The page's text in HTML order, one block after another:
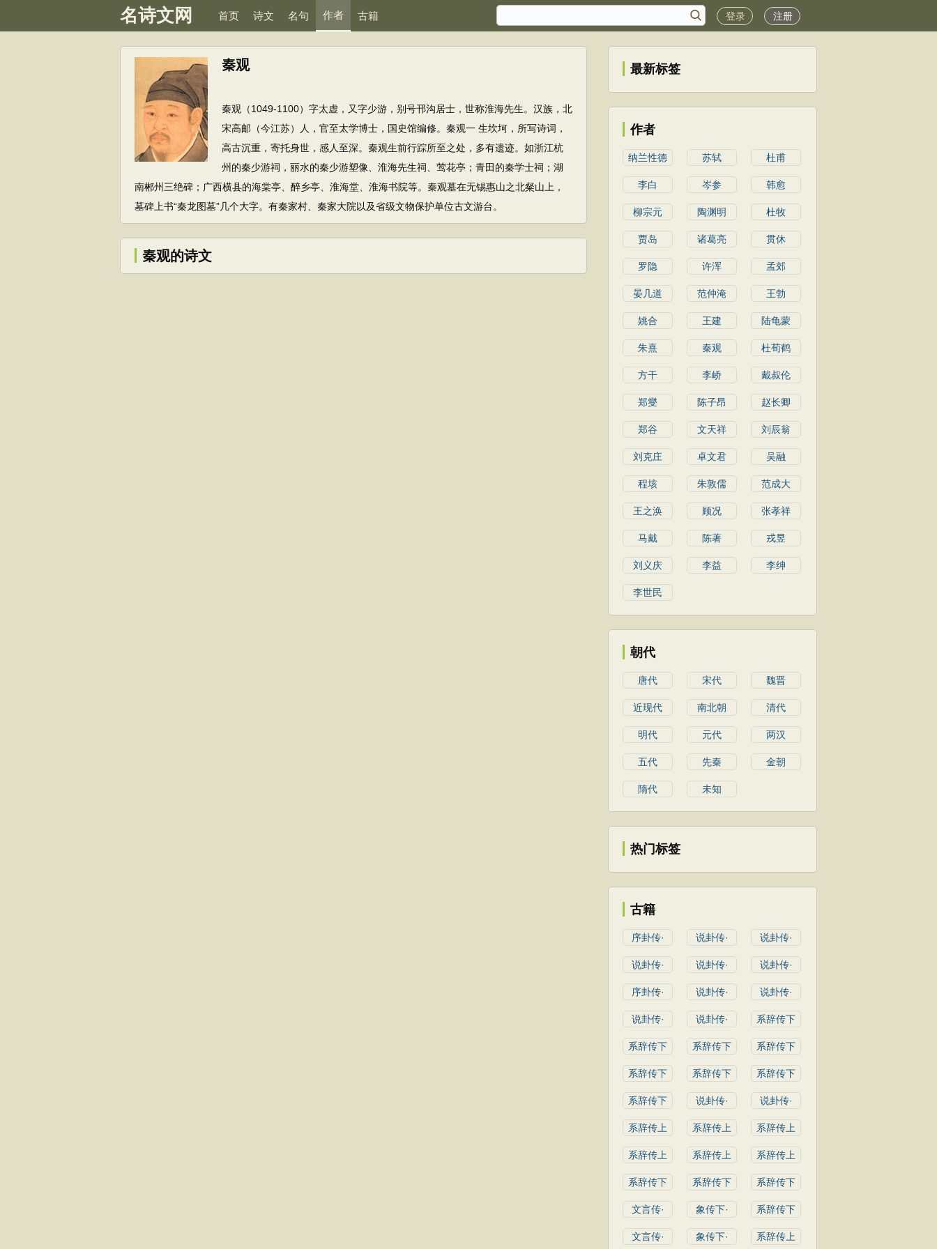
名诗文网 首页 诗文 名句 作者 古籍 登录 注册
秦观
秦观（1049-1100）字太虚，又字少游，别号邗沟居士，世称淮海先生。汉族，北
宋高邮（今江苏）人，官至太学博士，国史馆编修。秦观一 生坎坷，所写诗词，
高古沉重，寄托身世，感人至深。秦观生前行踪所至之处，多有遗迹。如浙江杭
州的秦少游祠，丽水的秦少游塑像、淮海先生祠、莺花亭；青田的秦学士祠；湖
南郴州三绝碑；广西横县的海棠亭、醉乡亭、淮海堂、淮海书院等。秦观墓在无锡惠山之北粲山上，
墓碑上书“秦龙图墓”几个大字。有秦家村、秦家大院以及省级文物保护单位古文游台。
秦观的诗文
最新标签
作者
纳兰性德 苏轼 杜甫
李白 岑参 韩愈
柳宗元 陶渊明 杜牧
贾岛 诸葛亮 贯休
罗隐 许浑 孟郊
晏几道 范仲淹 王勃
姚合 王建 陆龟蒙
朱熹 秦观 杜荀鹤
方干 李峤 戴叔伦
郑燮 陈子昂 赵长卿
郑谷 文天祥 刘辰翁
刘克庄 卓文君 吴融
程垓 朱敦儒 范成大
王之涣 顾况 张孝祥
马戴 陈著 戎昱
刘义庆 李益 李绅
李世民
朝代
唐代 宋代 魏晋
近现代 南北朝 清代
明代 元代 两汉
五代 先秦 金朝
隋代 未知
热门标签
古籍
序卦传· 说卦传· 说卦传·
说卦传· 说卦传· 说卦传·
序卦传· 说卦传· 说卦传·
说卦传· 说卦传· 系辞传下
系辞传下 系辞传下 系辞传下
系辞传下 系辞传下 系辞传下
系辞传下 说卦传· 说卦传·
系辞传上 系辞传上 系辞传上
系辞传上 系辞传上 系辞传上
系辞传下 系辞传下 系辞传下
文言传· 象传下· 系辞传下
文言传· 象传下· 系辞传上